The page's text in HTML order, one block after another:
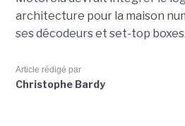
architecture pour la maison
ses décodeurs et set-top boxes.
Article rédigé par
Christophe Bardy